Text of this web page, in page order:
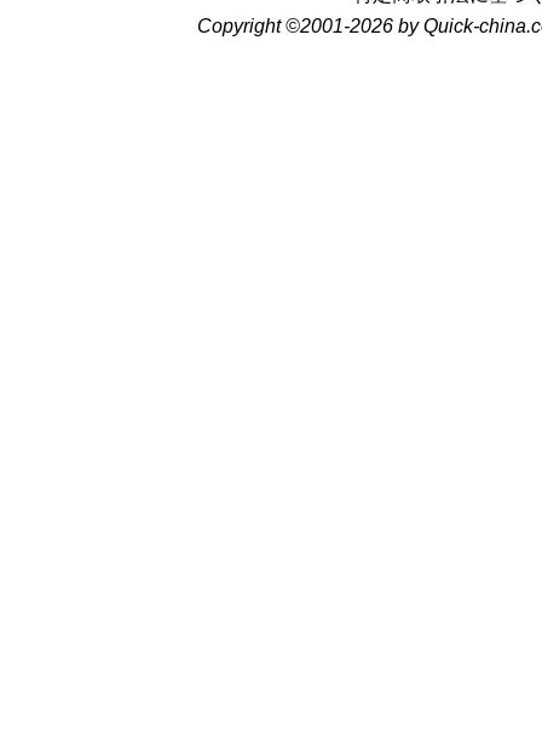
Copyright ©2001-2026 by Quick-